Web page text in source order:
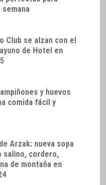
Club se alzan con el
de Hotel en
y huevos
comida fácil y
Arzak: nueva sopa
salino, cordero,
de montaña en